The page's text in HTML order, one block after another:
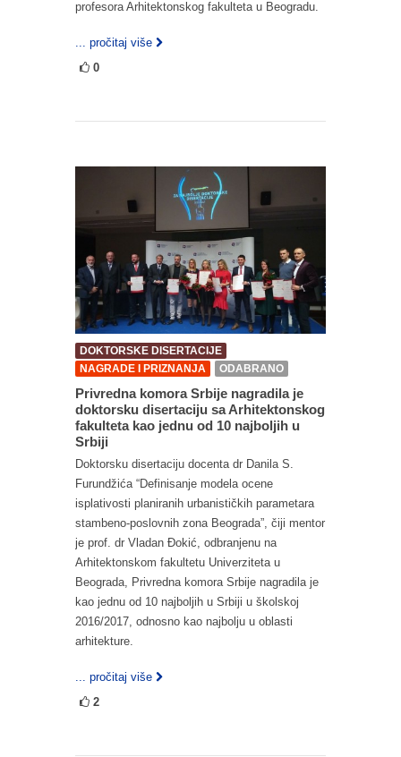
profesora Arhitektonskog fakulteta u Beogradu.
... pročitaj više
0
DOKTORSKE DISERTACIJE
NAGRADE I PRIZNANJA
ODABRANO
Privredna komora Srbije nagradila je
doktorsku disertaciju sa Arhitektonskog
fakulteta kao jednu od 10 najboljih u
Srbiji
Doktorsku disertaciju docenta dr Danila S.
Furundžića “Definisanje modela ocene
isplativosti planiranih urbanističkih parametara
stambeno-poslovnih zona Beograda”, čiji mentor
je prof. dr Vladan Đokić, odbranjenu na
Arhitektonskom fakultetu Univerziteta u
Beograda, Privredna komora Srbije nagradila je
kao jednu od 10 najboljih u Srbiji u školskoj
2016/2017, odnosno kao najbolju u oblasti
arhitekture.
... pročitaj više
2